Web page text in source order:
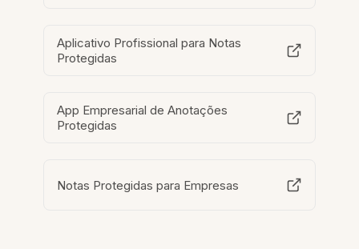
Aplicativo Profissional para Notas
Protegidas
App Empresarial de Anotações
Protegidas
Notas Protegidas para Empresas